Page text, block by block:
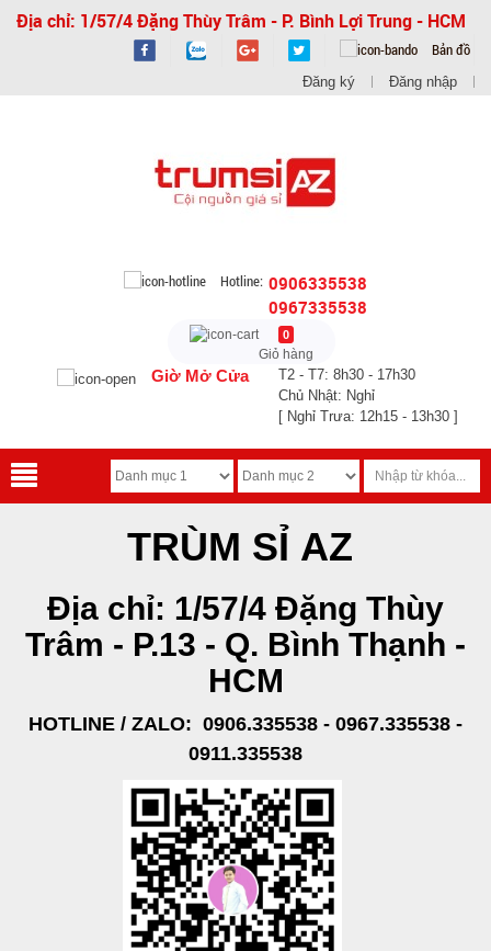
Địa chỉ: 1/57/4 Đặng Thùy Trâm - P. Bình Lợi Trung - HCM
Bản đồ
Đăng ký Đăng nhập
Hotline: 0906335538
0967335538
0
Giỏ hàng
Giờ Mở Cửa
T2 - T7: 8h30 - 17h30
Chủ Nhật: Nghỉ
[ Nghỉ Trưa: 12h15 - 13h30 ]
TRÙM SỈ AZ
Địa chỉ: 1/57/4 Đặng Thùy
Trâm - P.13 - Q. Bình Thạnh -
HCM
HOTLINE / ZALO: 0906.335538 - 0967.335538 -
0911.335538